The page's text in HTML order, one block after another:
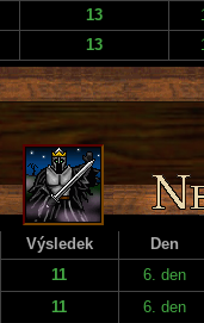
13
13
Výsledek
Den
11
6. den
11
6. den